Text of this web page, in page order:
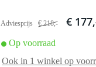
Adviesprijs € 218,- €
Op voorraad
Ook in 1 winkel op